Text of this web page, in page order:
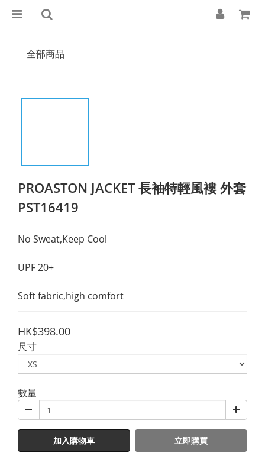
全部商品
PROASTON JACKET 長袖特輕風褸 外套
PST16419
No Sweat,Keep Cool
UPF 20+
Soft fabric,high comfort
HK$398.00
尺寸
數量
加入購物車 立即購買